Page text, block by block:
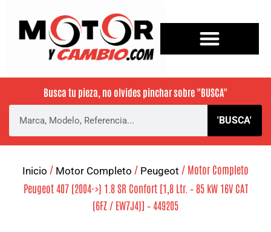
Busca tu pieza, no olvides pinchar sobre "BUSCA"
'BUSCA'
Inicio / Motor Completo / Peugeot / Motor Completo
Peugeot 407 (2004->) 1.8 SR Confort [1,8 Ltr. – 85 kW 16V CAT
(6FZ / EW7J4)] – 449205